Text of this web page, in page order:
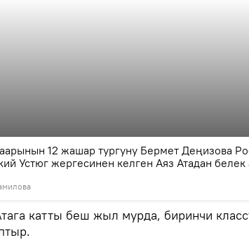
12 жашар тургуну Бермет Деңизова
Устюг жергесинен келген Аяз Атадан белек
катты беш жыл мурда, биринчи